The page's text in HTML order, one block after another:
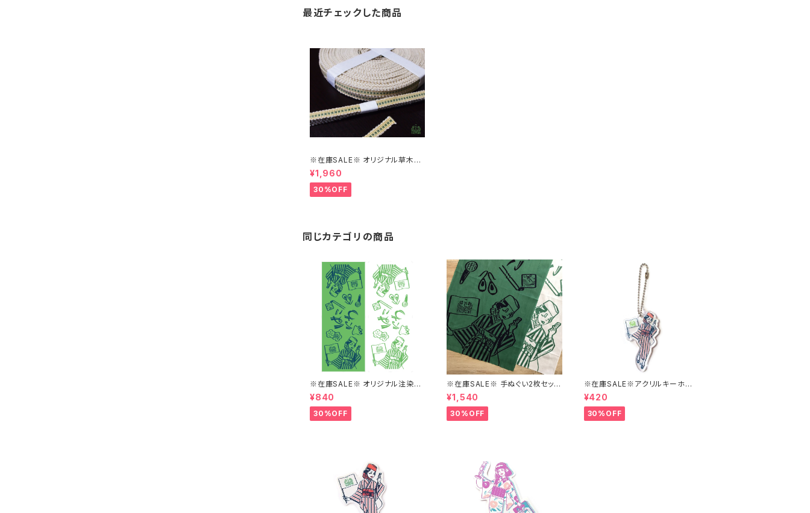
最近チェックした商品
※在庫SALE※ オリジナル草木染
め真田紐の三分紐【はこにわ】
¥1,960
30%OFF
同じカテゴリの商品
※在庫SALE※ オリジナル注染手
ぬぐい（みどり/しろ）【はこにわ】
¥840
30%OFF
※在庫SALE※ 手ぬぐい2枚セット
【はこにわ】
¥1,540
30%OFF
※在庫SALE※アクリルキーホル
ダー【はこにわ】
¥420
30%OFF